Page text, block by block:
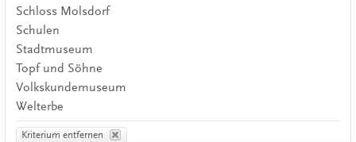
Schloss Molsdorf
Schulen
Stadtmuseum
Topf und Söhne
Volkskundemuseum
Welterbe
Kriterium entfernen